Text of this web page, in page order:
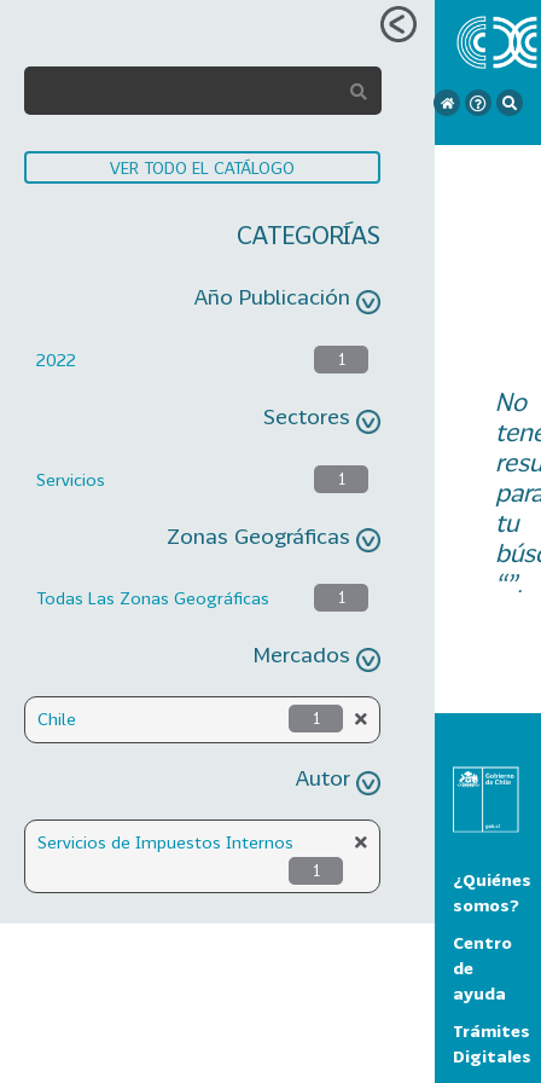
VER TODO EL CATÁLOGO
CATEGORÍAS
Año Publicación
2022 1
Sectores
Servicios 1
Zonas Geográficas
Todas Las Zonas Geográficas 1
Mercados
Chile 1
Autor
Servicios de Impuestos Internos
1
No
tu
“”.
¿Quiénes
somos?
Centro
de
ayuda
Trámites
Digitales